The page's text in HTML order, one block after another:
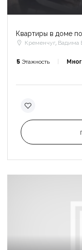
Квартиры в доме
Кременчуг, Вадима
5 Этажность